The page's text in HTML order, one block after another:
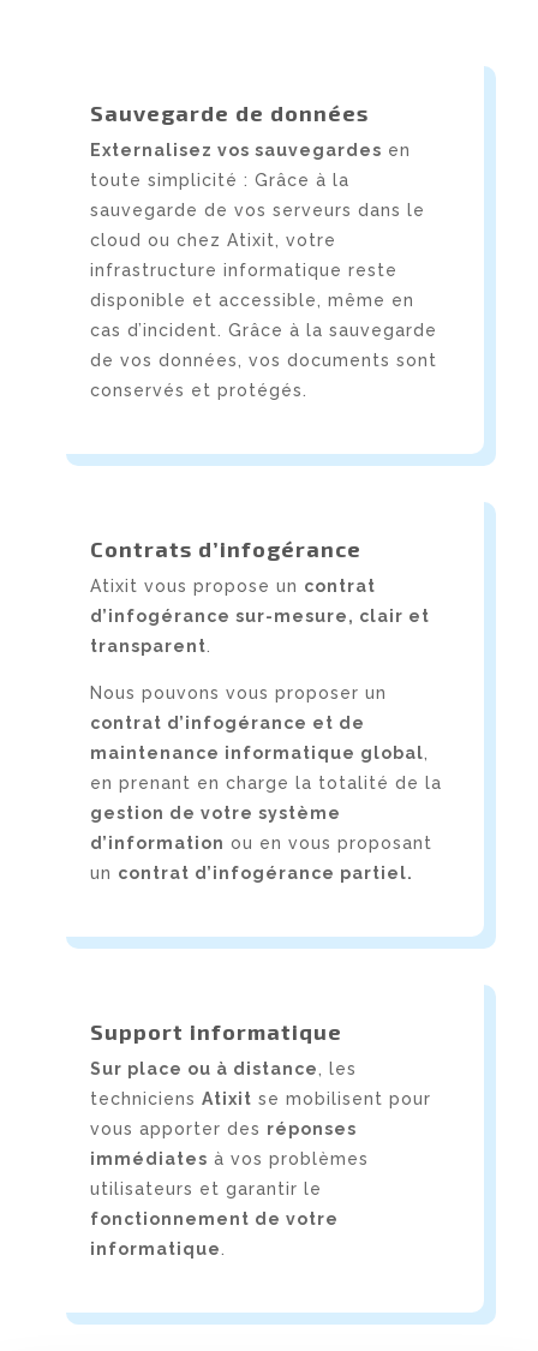
Sauvegarde de données
Externalisez vos sauvegardes en
toute simplicité : Grâce à la
sauvegarde de vos serveurs dans le
cloud ou chez Atixit
, votre
infrastructure informatique reste
disponible et accessible, même en
cas d’incident. Grâce à la sauvegarde
de vos données
, vos documents sont
conservés et protégés.
Contrats d’infogérance
Atixit vous propose un contrat
d’infogérance sur-mesure, clair et
transparent
Nous pouvons vous proposer un
contrat d’infogérance et de
maintenance informatique global
en prenant en charge la totalité de la
gestion de votre système
d’information ou en vous proposant
un contrat d’infogérance partiel.
Support informatique
Sur place ou à distance
, les
techniciens Atixit se mobilisent pour
vous apporter des réponses
immédiates à vos problèmes
utilisateurs et garantir le
fonctionnement de votre
informatique